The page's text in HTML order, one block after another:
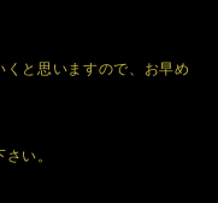
くと思いますので、お早め
い。